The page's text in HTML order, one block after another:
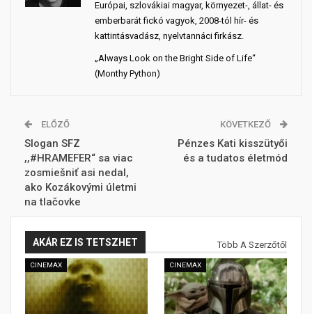
Európai, szlovákiai magyar, környezet-, állat- és
emberbarát fickó vagyok, 2008-tól hír- és
kattintásvadász, nyelvtannáci firkász.
„Always Look on the Bright Side of Life“
(Monthy Python)
ELŐZŐ
Slogan SFZ
,,#HRAMEFER“ sa viac
zosmiešniť asi nedal,
ako Kozákovými úletmi
na tlačovke
KÖVETKEZŐ
Pénzes Kati kisszütyői
és a tudatos életmód
AKÁR EZ IS TETSZHET Több A Szerzőtől
CINEMAX CINEMAX